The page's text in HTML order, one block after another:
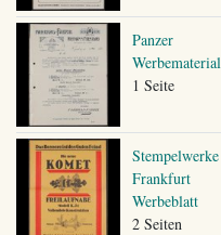
Panzer
Werbematerial
1 Seite
Stempelwerke
Frankfurt
Werbeblatt
2 Seiten